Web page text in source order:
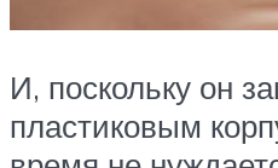
И, поскольку он
пластиковым